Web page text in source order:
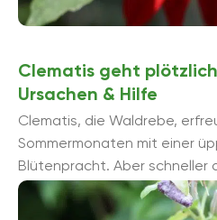
Clematis geht
Ursachen & Hilfe
Clematis, die Waldrebe,
Sommermonaten mit einer
Blütenpracht. Aber schneller
der Pracht vorbei sein. Denn